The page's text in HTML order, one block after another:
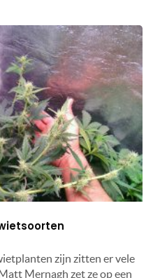
zijn zitten er vele
Mernagh zet ze op een